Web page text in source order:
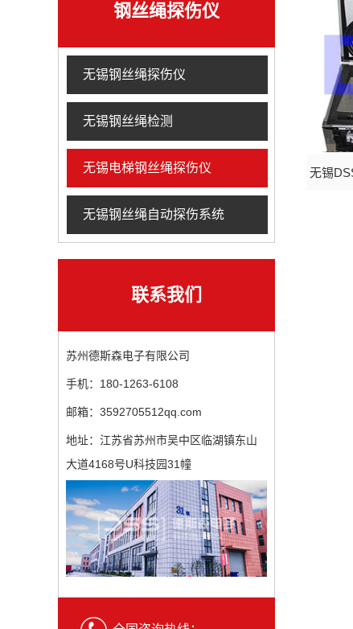
钢丝绳探伤仪
无锡钢丝绳探伤仪
无锡钢丝绳检测
无锡电梯钢丝绳探伤仪
无锡钢丝绳自动探伤系统
联系我们
苏州德斯森电子有限公司
手机：180-1263-6108
邮箱：3592705512qq.com
地址：江苏省苏州市吴中区临湖镇东山
大道4168号U科技园31幢
无锡